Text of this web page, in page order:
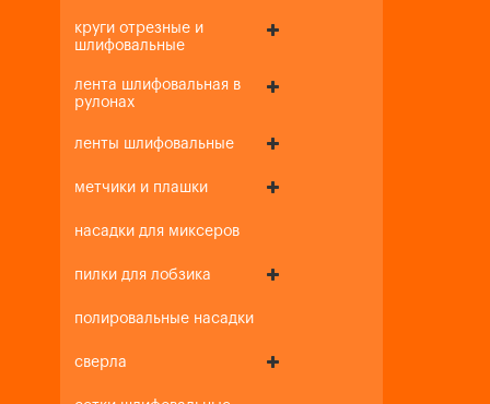
круги отрезные и
шлифовальные
лента шлифовальная в
рулонах
ленты шлифовальные
метчики и плашки
насадки для миксеров
пилки для лобзика
полировальные насадки
сверла